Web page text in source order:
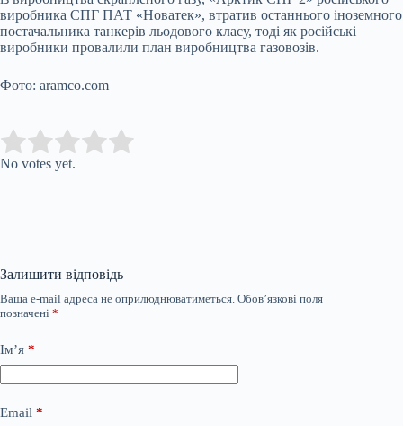
виробника СПГ ПАТ «Новатек», втратив останнього іноземного
постачальника танкерів льодового класу, тоді як російські
виробники провалили план виробництва газовозів.
Фото: aramco.com
Rate this item:
No votes yet.
Залишити відповідь
Ваша e-mail адреса не оприлюднюватиметься. Обов’язкові поля
позначені *
Ім’я *
Email *